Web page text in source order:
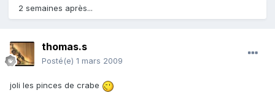
2 semaines après...
thomas.s
Posté(e) 1 mars 2009
joli les pinces de crabe